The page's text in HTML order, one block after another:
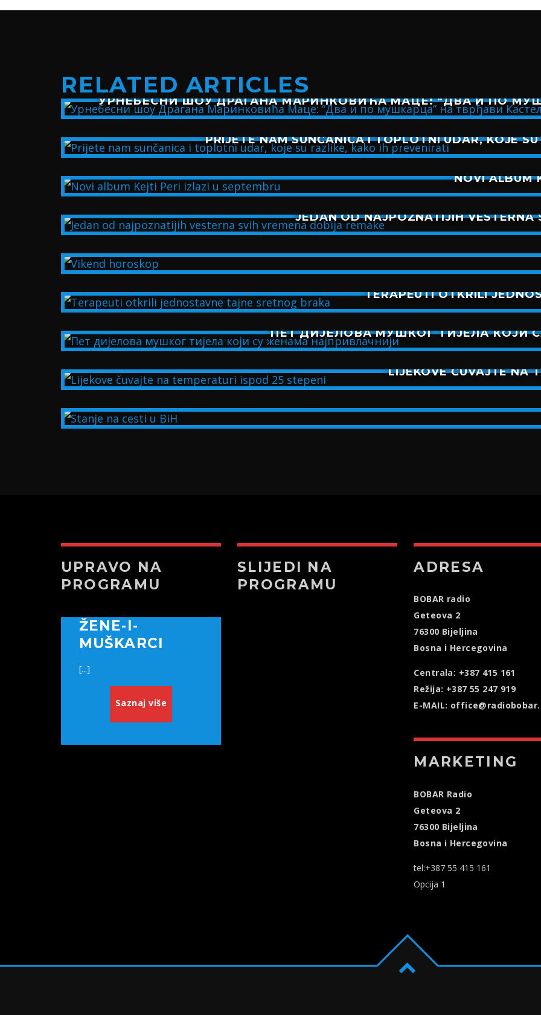
RELATED ARTICLES
УРНЕБЕСНИ ШОУ ДРАГАНА МАРИНКОВИЋА МАЦЕ: “ДВА И ПО
PRIJETE NAM SUNČANICA I TOPLOTNI UDAR, KOJE
NOVI ALBUM
JEDAN OD NAJPOZNATIJIH VESTERNA
TERAPEUTI OTKRILI
ПЕТ ДИЈЕЛОВА МУШКОГ ТИЈЕЛА КОЈИ
LIJEKOVE ČUVAJTE NA
UPRAVO NA
PROGRAMU
ŽENE-I-
MUŠKARCI
[...]
Saznaj više
SLIJEDI NA
PROGRAMU
ADRESA
BOBAR radio
Geteova 2
76300 Bijeljina
Bosna i Hercegovina
Centrala: +387 415 161
Režija: +387 55 247 919
E-MAIL:
MARKETING
BOBAR Radio
Geteova 2
76300 Bijeljina
Bosna i Hercegovina
tel:+387 55 415 161
Opcija 1